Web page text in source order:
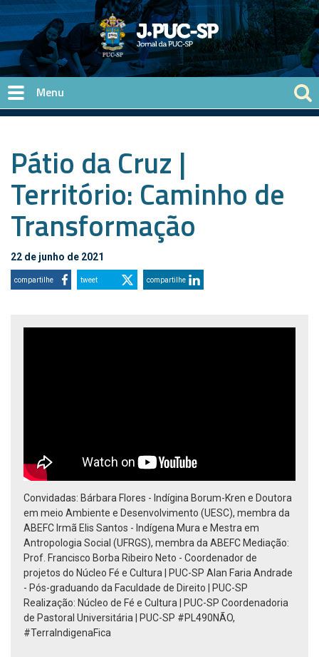
Pular para o conteúdo principal
Pátio da Cruz |
Território: Caminho de
Transformação
22 de junho de 2021
compartilhe tweet compartilhe
Convidadas: Bárbara Flores - Indígina Borum-Kren e Doutora
em meio Ambiente e Desenvolvimento (UESC), membra da
ABEFC Irmã Elis Santos - Indígena Mura e Mestra em
Antropologia Social (UFRGS), membra da ABEFC Mediação:
Prof. Francisco Borba Ribeiro Neto - Coordenador de
projetos do Núcleo Fé e Cultura | PUC-SP Alan Faria Andrade
- Pós-graduando da Faculdade de Direito | PUC-SP
Realização: Núcleo de Fé e Cultura | PUC-SP Coordenadoria
de Pastoral Universitária | PUC-SP #PL490NÃO,
#TerraIndigenaFica